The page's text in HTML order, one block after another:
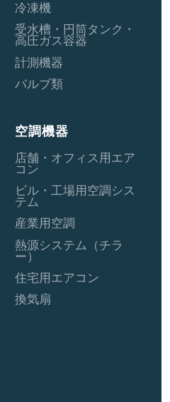
冷凍機
受水槽・円筒タンク・
高圧ガス容器
計測機器
バルブ類
空調機器
店舗・オフィス用エア
コン
ビル・工場用空調シス
テム
産業用空調
熱源システム（チラ
ー）
住宅用エアコン
換気扇